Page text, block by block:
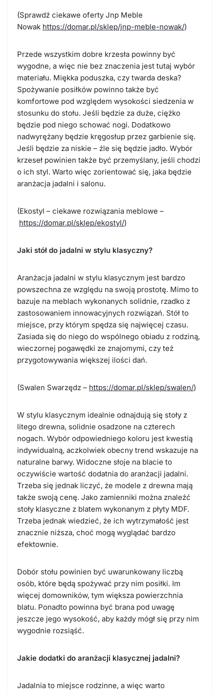
(Sprawdź ciekawe oferty Jnp Meble
Nowak https://domar.pl/sklep/jnp-meble-nowak/)
Przede wszystkim dobre krzesła powinny być
wygodne, a więc nie bez znaczenia jest tutaj wybór
materiału. Miękka poduszka, czy twarda deska?
Spożywanie posiłków powinno także być
komfortowe pod względem wysokości siedzenia w
stosunku do stołu. Jeśli będzie za duże, ciężko
będzie pod niego schować nogi. Dodatkowo
nadwyrężany będzie kręgosłup przez garbienie się.
Jeśli będzie za niskie – źle się będzie jadło. Wybór
krzeseł powinien także być przemyślany, jeśli chodzi
o ich styl. Warto więc zorientować się, jaka będzie
aranżacja jadalni i salonu.
(Ekostyl – ciekawe rozwiązania meblowe –
https://domar.pl/sklep/ekostyl/)
Jaki stół do jadalni w stylu klasyczny?
Aranżacja jadalni w stylu klasycznym jest bardzo
powszechna ze względu na swoją prostotę. Mimo to
bazuje na meblach wykonanych solidnie, rzadko z
zastosowaniem innowacyjnych rozwiązań. Stół to
miejsce, przy którym spędza się najwięcej czasu.
Zasiada się do niego do wspólnego obiadu z rodziną,
wieczornej pogawędki ze znajomymi, czy też
przygotowywania większej ilości dań.
(Swalen Swarzędz – https://domar.pl/sklep/swalen/)
W stylu klasycznym idealnie odnajdują się stoły z
litego drewna, solidnie osadzone na czterech
nogach. Wybór odpowiedniego koloru jest kwestią
indywidualną, aczkolwiek obecny trend wskazuje na
naturalne barwy. Widoczne słoje na blacie to
oczywiście wartość dodatnia do aranżacji jadalni.
Trzeba się jednak liczyć, że modele z drewna mają
także swoją cenę. Jako zamienniki można znaleźć
stoły klasyczne z blatem wykonanym z płyty MDF.
Trzeba jednak wiedzieć, że ich wytrzymałość jest
znacznie niższa, choć mogą wyglądać bardzo
efektownie.
Dobór stołu powinien być uwarunkowany liczbą
osób, które będą spożywać przy nim posiłki. Im
więcej domowników, tym większa powierzchnia
blatu. Ponadto powinna być brana pod uwagę
jeszcze jego wysokość, aby każdy mógł się przy nim
wygodnie rozsiąść.
Jakie dodatki do aranżacji klasycznej jadalni?
Jadalnia to miejsce rodzinne, a więc warto